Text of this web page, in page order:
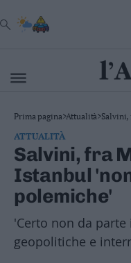
Cronaca
Attualità
Economia
Cultura
e
Spettacoli
Salute
e
Benessere
Montagna
Prima pagina>Attualità>Salvini,
ATTUALITÀ
Salvini, fra
Istanbul
polemiche'
'Certo non da
geopolitiche e